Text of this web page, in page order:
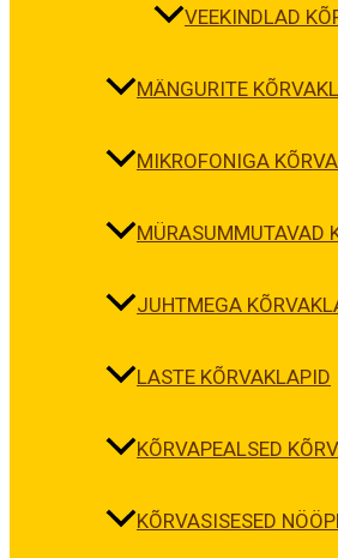
VEEKINDLAD
MÄNGURITE
MIKROFONIGA
MÜRASUMMUTAVAD
JUHTMEGA
LASTE KÕRVAKLAPID
KÕRVAPEALSED
KÕRVASISESED